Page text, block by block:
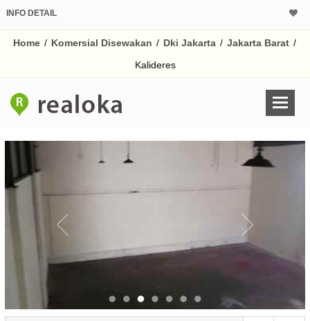
INFO DETAIL
Home / Komersial Disewakan / Dki Jakarta / Jakarta Barat /
Kalideres